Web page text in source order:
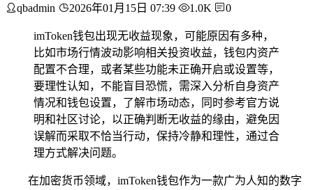
qbadmin 2026年01月15日 07:39 1.0K 0
imToken钱包出现无收益现象，可能原因有多种，
比如市场行情波动影响相关投资收益，钱包内资产
配置不合理，或者某些功能未正确开启或设置等，
要理性认知，不能盲目恐慌，需深入分析自身资产
情况和钱包设置，了解市场动态，同时参考官方说
明和社区讨论，以正确判断无收益的缘由，避免因
误解而采取不恰当行动，保持冷静和理性，通过合
理方式解决问题。
在加密货币领域，imToken钱包作为一款广为人知的数字